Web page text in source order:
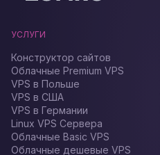
УСЛУГИ
Конструктор сайтов
Облачные Premium VPS
VPS в Польше
VPS в США
VPS в Германии
Linux VPS Сервера
Облачные Basic VPS
Облачные дешевые VPS